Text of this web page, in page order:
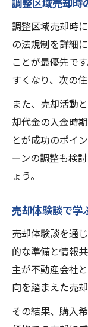
調整区域売却時
の法規制を詳細
ことが最優先で
すくなり、次の
また、売却活動
却代金の入金時
とが成功のポイ
ーンの調整も検
ょう。
売却体験談で学
売却体験談を通
的な準備と情報
主が不動産会社
向を踏まえた売
その結果、購入